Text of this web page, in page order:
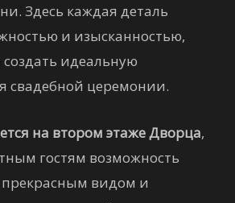
Здесь каждая деталь
и изысканностью,
идеальную
свадебной церемонии.
на втором этаже Дворца,
гостям возможность
прекрасным видом и